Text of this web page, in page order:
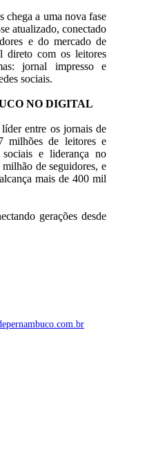
chega a uma nova fase
atualizado, conectado
e do mercado de
direto com os leitores
jornal impresso e
sociais.
NO DIGITAL
entre os jornais de
milhões de leitores e
sociais e liderança no
de seguidores, e
mais de 400 mil
gerações desde